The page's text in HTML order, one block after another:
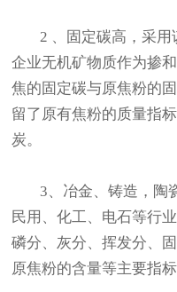
2 、固定碳高，采
企业无机矿物质作为掺
焦的固定碳与原焦粉的
留了原有焦粉的质量指
炭。
3、冶金、铸造 ， 陶
民用、化工、电石等行
磷分、灰分、挥发分、
原焦粉的含量等主要指